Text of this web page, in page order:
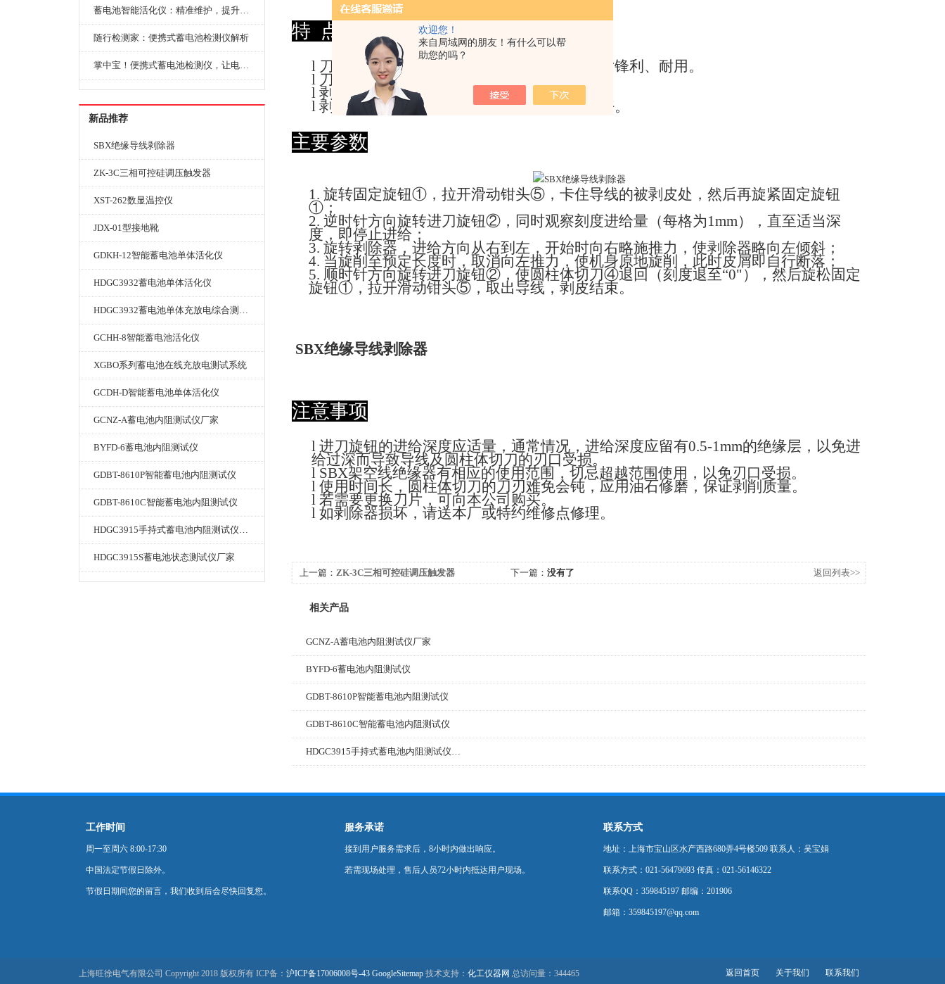
欢迎您！
来自局域网的朋友！有什么可以帮
助您的吗？
蓄电池智能活化仪：精准维护，提升电池健康状态
随行检测家：便携式蓄电池检测仪解析
掌中宝！便携式蓄电池检测仪，让电池检测变得简单又快捷！
新品推荐
SBX绝缘导线剥除器
ZK-3C三相可控硅调压触发器
XST-262数显温控仪
JDX-01型接地靴
GDKH-12智能蓄电池单体活化仪
HDGC3932蓄电池单体活化仪
HDGC3932蓄电池单体充放电综合测试仪
GCHH-8智能蓄电池活化仪
XGBO系列蓄电池在线充放电测试系统
GCDH-D智能蓄电池单体活化仪
GCNZ-A蓄电池内阻测试仪厂家
BYFD-6蓄电池内阻测试仪
GDBT-8610P智能蓄电池内阻测试仪
GDBT-8610C智能蓄电池内阻测试仪
HDGC3915手持式蓄电池内阻测试仪厂家
HDGC3915S蓄电池状态测试仪厂家
特 点
l 刀片采用合金钢制造，经热处理磨削后，刀片锋利、耐用。
l 刀头可拆卸更换、修磨。
l 剥层厚度有进给刻度，操作直观便利。
l 剥皮可由头部或中间开始，操作方便，质量好。
主要参数
1. 旋转固定旋钮①，拉开滑动钳头⑤，卡住导线的被剥皮处，然后再旋紧固定旋钮
①；
2. 逆时针方向旋转进刀旋钮②，同时观察刻度进给量（每格为1mm），直至适当深
度，即停止进给；
3. 旋转剥除器，进给方向从右到左，开始时向右略施推力，使剥除器略向左倾斜；
4. 当旋削至预定长度时，取消向左推力，使机身原地旋削，此时皮屑即自行断落；
5. 顺时针方向旋转进刀旋钮②，使圆柱体切刀④退回（刻度退至“0"），然后旋松固定
旋钮①，拉开滑动钳头⑤，取出导线，剥皮结束。
SBX绝缘导线剥除器
注意事项
l 进刀旋钮的进给深度应适量，通常情况，进给深度应留有0.5-1mm的绝缘层，以免进
给过深而导致导线及圆柱体切刀的刃口受损。
l SBX架空线绝缘器有相应的使用范围，切忌超越范围使用，以免刃口受损。
l 使用时间长，圆柱体切刀的刀刃难免会钝，应用油石修磨，保证剥削质量。
l 若需要更换刀片，可向本公司购买。
l 如剥除器损坏，请送本厂或特约维修点修理。
上一篇： ZK-3C三相可控硅调压触发器 下一篇： 没有了 返回列表>>
相关产品
GCNZ-A蓄电池内阻测试仪厂家
BYFD-6蓄电池内阻测试仪
GDBT-8610P智能蓄电池内阻测试仪
GDBT-8610C智能蓄电池内阻测试仪
HDGC3915手持式蓄电池内阻测试仪厂家
工作时间
周一至周六 8:00-17:30
中国法定节假日除外。
节假日期间您的留言，我们收到后会尽快回复您。
服务承诺
接到用户服务需求后，8小时内做出响应。
若需现场处理，售后人员72小时内抵达用户现场。
联系方式
地址：上海市宝山区水产西路680弄4号楼509 联系人：吴宝娟
联系方式：021-56479693 传真：021-56146322
联系QQ：359845197 邮编：201906
邮箱：359845197@qq.com
上海旺徐电气有限公司 Copyright 2018 版权所有 ICP备： 沪ICP备17006008号-43 GoogleSitemap 技术支持： 化工仪器网 总访问量：344465 返回首页 关于我们 联系我们